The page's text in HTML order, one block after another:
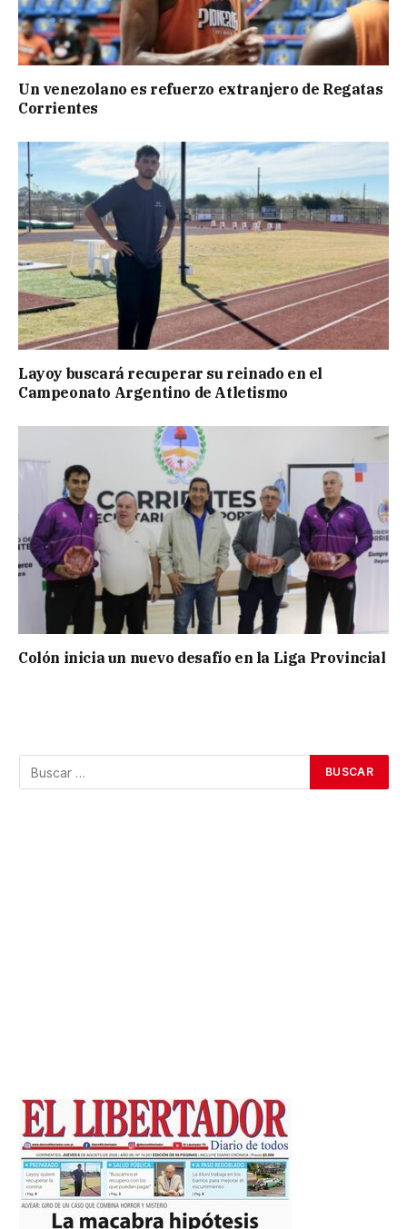
Un venezolano es refuerzo extranjero de Regatas
Corrientes
Layoy buscará recuperar su reinado en el
Campeonato Argentino de Atletismo
Colón inicia un nuevo desafío en la Liga Provincial